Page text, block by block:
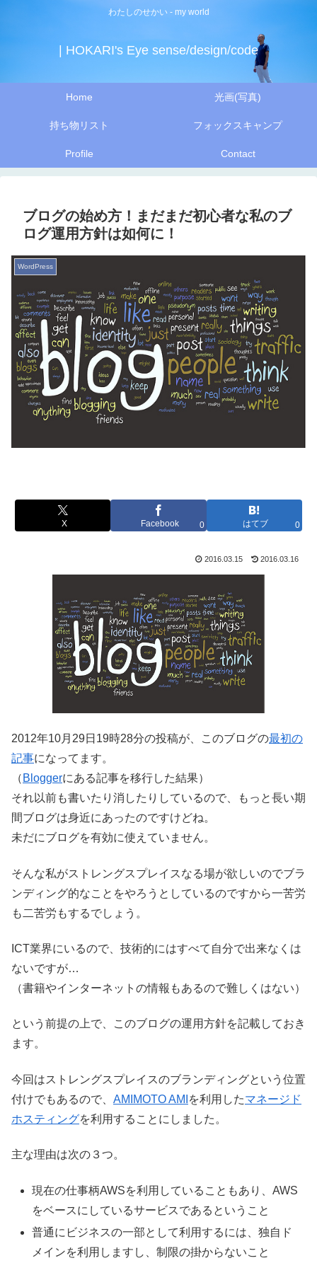
わたしのせかい - my world
| HOKARI's Eye sense/design/code
Home 光画(写真)
持ち物リスト フォックスキャンプ
Profile Contact
ブログの始め方！まだまだ初心者な私のブ
ログ運用方針は如何に！
WordPress
X Facebook 0 はてブ 0
2016.03.15 2016.03.16
2012年10月29日19時28分の投稿が、このブログの最初の
記事になってます。
（ Bloggerにある記事を移行した結果）
それ以前も書いたり消したりしているので、もっと長い期
間ブログは身近にあったのですけどね。
未だにブログを有効に使えていません。
そんな私がストレングスプレイスなる場が欲しいのでブラ
ンディング的なことをやろうとしているのですから一苦労
も二苦労もするでしょう。
ICT業界にいるので、技術的にはすべて自分で出来なくは
ないですが…
（書籍やインターネットの情報もあるので難しくはない）
という前提の上で、このブログの運用方針を記載しておき
ます。
今回はストレングスプレイスのブランディングという位置
付けでもあるので、 AMIMOTO AMI を利用したマネージド
ホスティングを利用することにしました。
主な理由は次の３つ。
現在の仕事柄AWSを利用していることもあり、AWS
をベースにしているサービスであるということ
普通にビジネスの一部として利用するには、独自ド
メインを利用しますし、制限の掛からないこと